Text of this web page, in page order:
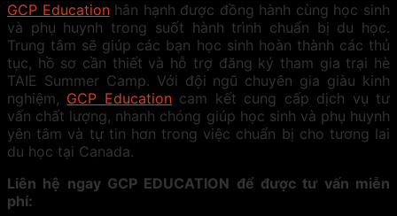
GCP Educationhân hạnh được đồng hành cùng học sinh
và phụ huynh trong suốt hành trình chuẩn bị du học.
Trung tâm sẽ giúp các bạn học sinh hoàn thành các thủ
tục, hồ sơ cần thiết và hỗ trợ đăng ký tham gia trại hè
TAIE Summer Camp. Với đội ngũ chuyên gia giàu kinh
nghiệm, GCP Educationcam kết cung cấp dịch vụ tư
vấn chất lượng, nhanh chóng giúp học sinh và phụ huynh
yên tâm và tự tin hơn trong việc chuẩn bị cho tương lai
du học tại Canada.
Liên hệ ngay GCP EDUCATION để được tư vấn miễn
phí: